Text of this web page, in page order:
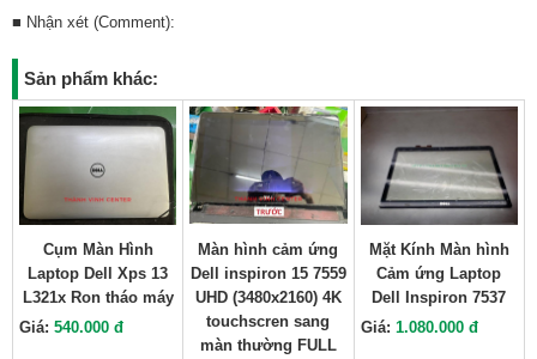
■ Nhận xét (Comment):
Sản phẩm khác:
Cụm Màn Hình
Laptop Dell Xps 13
L321x Ron tháo máy
Giá: 540.000 đ
Màn hình cảm ứng
Dell inspiron 15 7559
UHD (3480x2160) 4K
touchscren sang
màn thường FULL
Mặt Kính Màn hình
Cảm ứng Laptop
Dell Inspiron 7537
Giá: 1.080.000 đ